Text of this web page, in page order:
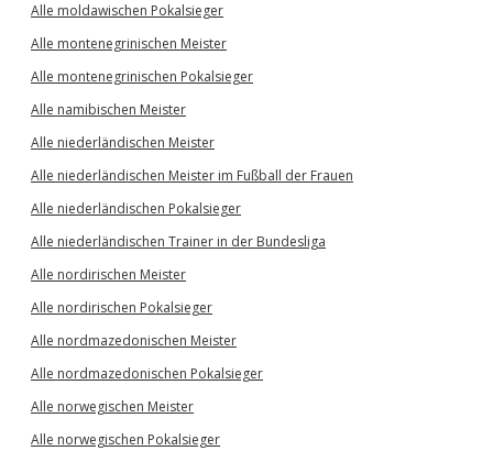
Alle moldawischen Pokalsieger
Alle montenegrinischen Meister
Alle montenegrinischen Pokalsieger
Alle namibischen Meister
Alle niederländischen Meister
Alle niederländischen Meister im Fußball der Frauen
Alle niederländischen Pokalsieger
Alle niederländischen Trainer in der Bundesliga
Alle nordirischen Meister
Alle nordirischen Pokalsieger
Alle nordmazedonischen Meister
Alle nordmazedonischen Pokalsieger
Alle norwegischen Meister
Alle norwegischen Pokalsieger